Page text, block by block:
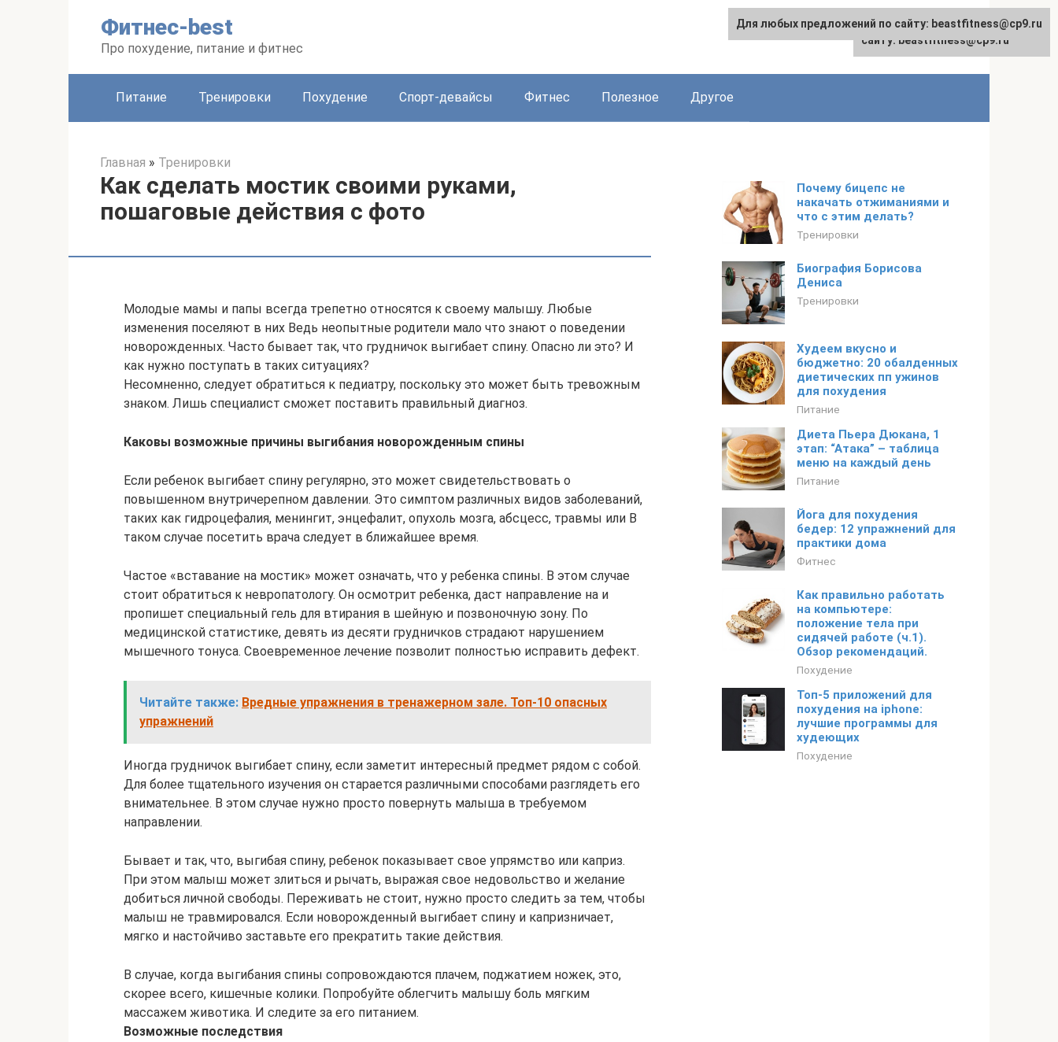
Фитнес-best
Про похудение, питание и фитнес
Питание Тренировки Похудение Спорт-девайсы Фитнес Полезное Другое
Главная » Тренировки
Как сделать мостик своими руками,
пошаговые действия с фото
Молодые мамы и папы всегда трепетно относятся к своему малышу. Любые
изменения поселяют в них Ведь неопытные родители мало что знают о поведении
новорожденных. Часто бывает так, что грудничок выгибает спину. Опасно ли это? И
как нужно поступать в таких ситуациях?
Несомненно, следует обратиться к педиатру, поскольку это может быть тревожным
знаком. Лишь специалист сможет поставить правильный диагноз.
Каковы возможные причины выгибания новорожденным спины
Если ребенок выгибает спину регулярно, это может свидетельствовать о
повышенном внутричерепном давлении. Это симптом различных видов заболеваний,
таких как гидроцефалия, менингит, энцефалит, опухоль мозга, абсцесс, травмы или В
таком случае посетить врача следует в ближайшее время.
Частое «вставание на мостик» может означать, что у ребенка спины. В этом случае
стоит обратиться к невропатологу. Он осмотрит ребенка, даст направление на и
пропишет специальный гель для втирания в шейную и позвоночную зону. По
медицинской статистике, девять из десяти грудничков страдают нарушением
мышечного тонуса. Своевременное лечение позволит полностью исправить дефект.
Читайте также: Вредные упражнения в тренажерном зале. Топ-10 опасных
упражнений
Иногда грудничок выгибает спину, если заметит интересный предмет рядом с собой.
Для более тщательного изучения он старается различными способами разглядеть его
внимательнее. В этом случае нужно просто повернуть малыша в требуемом
направлении.
Бывает и так, что, выгибая спину, ребенок показывает свое упрямство или каприз.
При этом малыш может злиться и рычать, выражая свое недовольство и желание
добиться личной свободы. Переживать не стоит, нужно просто следить за тем, чтобы
малыш не травмировался. Если новорожденный выгибает спину и капризничает,
мягко и настойчиво заставьте его прекратить такие действия.
В случае, когда выгибания спины сопровождаются плачем, поджатием ножек, это,
скорее всего, кишечные колики. Попробуйте облегчить малышу боль мягким
массажем животика. И следите за его питанием.
Возможные последствия
Почему бицепс не
накачать отжиманиями и
что с этим делать?
Тренировки
Биография Борисова
Дениса
Тренировки
Худеем вкусно и
бюджетно: 20 обалденных
диетических пп ужинов
для похудения
Питание
Диета Пьера Дюкана, 1
этап: “Атака” – таблица
меню на каждый день
Питание
Йога для похудения
бедер: 12 упражнений для
практики дома
Фитнес
Как правильно работать
на компьютере:
положение тела при
сидячей работе (ч.1).
Обзор рекомендаций.
Похудение
Топ-5 приложений для
похудения на iphone:
лучшие программы для
худеющих
Похудение
Для любых предложений по
сайту: beastfitness@cp9.ru
Для любых предложений по сайту: beastfitness@cp9.ru